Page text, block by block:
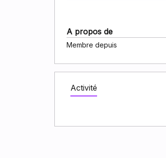
A propos de
Membre depuis
Activité